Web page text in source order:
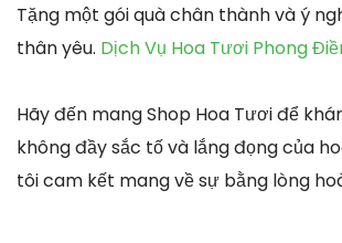
Tặng một gói quà chân thành và ý
thân yêu. Dịch Vụ Hoa Tươi Phong
Hãy đến mang Shop Hoa Tươi để
không đầy sắc tố và lắng đọng của
tôi cam kết mang về sự bằng lòng